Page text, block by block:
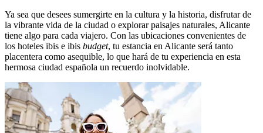
Ya sea que desees sumergirte en la cultura y la historia, disfrutar de
la vibrante vida de la ciudad o explorar paisajes naturales, Alicante
tiene algo para cada viajero. Con las ubicaciones convenientes de
los hoteles ibis e ibis budget, tu estancia en Alicante será tanto
placentera como asequible, lo que hará de tu experiencia en esta
hermosa ciudad española un recuerdo inolvidable.